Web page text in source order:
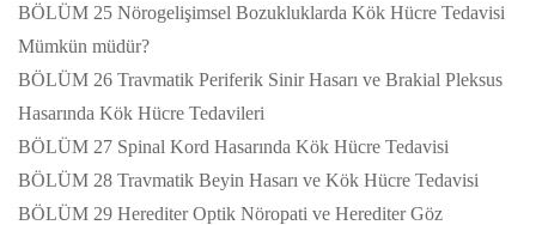
BÖLÜM 25 Nörogelişimsel Bozukluklarda Kök Hücre Tedavisi
Mümkün müdür?
BÖLÜM 26 Travmatik Periferik Sinir Hasarı ve Brakial Pleksus
Hasarında Kök Hücre Tedavileri
BÖLÜM 27 Spinal Kord Hasarında Kök Hücre Tedavisi
BÖLÜM 28 Travmatik Beyin Hasarı ve Kök Hücre Tedavisi
BÖLÜM 29 Herediter Optik Nöropati ve Herediter Göz